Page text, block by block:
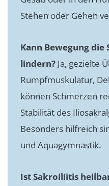
Stehen oder Gehen
Kann Bewegung
lindern? Ja, gezielte
Rumpfmuskulatur,
können Schmerzen
Stabilität des
Besonders hilfreich
und Aquagymnastik.
Ist Sakroiliitis